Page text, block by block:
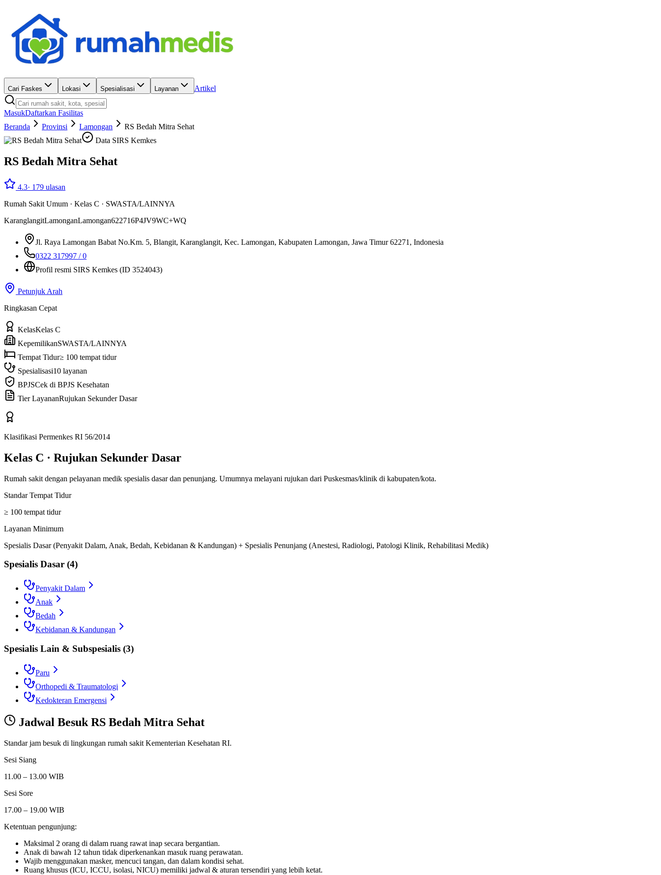
Cari Faskes Lokasi Spesialisasi Layanan Artikel
MasukDaftarkan Fasilitas
Beranda
Provinsi Lamongan
RS Bedah Mitra Sehat
Data SIRS Kemkes
RS Bedah Mitra Sehat
4.3· 179 ulasan
Rumah Sakit Umum · Kelas C · SWASTA/LAINNYA
KaranglangitLamonganLamongan622716P4JV9WC+WQ
Jl. Raya Lamongan Babat No.Km. 5, Blangit, Karanglangit, Kec. Lamongan, Kabupaten Lamongan, Jawa Timur 62271, Indonesia
0322 317997 / 0
Profil resmi SIRS Kemkes (ID 3524043)
Petunjuk Arah
Ringkasan Cepat
KelasKelas C
KepemilikanSWASTA/LAINNYA
Tempat Tidur≥ 100 tempat tidur
Spesialisasi10 layanan
BPJSCek di BPJS Kesehatan
Tier LayananRujukan Sekunder Dasar
Klasifikasi Permenkes RI 56/2014
Kelas C · Rujukan Sekunder Dasar
Rumah sakit dengan pelayanan medik spesialis dasar dan penunjang. Umumnya melayani rujukan dari Puskesmas/klinik di kabupaten/kota.
Standar Tempat Tidur
≥ 100 tempat tidur
Layanan Minimum
Spesialis Dasar (Penyakit Dalam, Anak, Bedah, Kebidanan & Kandungan) + Spesialis Penunjang (Anestesi, Radiologi, Patologi Klinik, Rehabilitasi Medik)
Spesialis Dasar (4)
Penyakit Dalam
Anak
Bedah
Kebidanan & Kandungan
Spesialis Lain & Subspesialis (3)
Paru
Orthopedi & Traumatologi
Kedokteran Emergensi
Jadwal BesukRS Bedah Mitra Sehat
Standar jam besuk di lingkungan rumah sakit Kementerian Kesehatan RI.
Sesi Siang
11.00 – 13.00 WIB
Sesi Sore
17.00 – 19.00 WIB
Ketentuan pengunjung:
Maksimal 2 orang di dalam ruang rawat inap secara bergantian.
Anak di bawah 12 tahun tidak diperkenankan masuk ruang perawatan.
Wajib menggunakan masker, mencuci tangan, dan dalam kondisi sehat.
Ruang khusus (ICU, ICCU, isolasi, NICU) memiliki jadwal & aturan tersendiri yang lebih ketat.